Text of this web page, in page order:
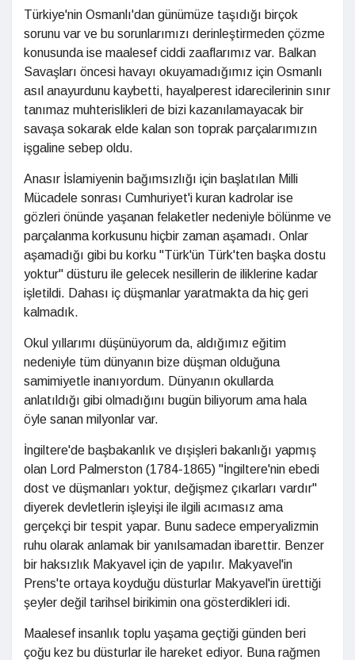
Türkiye'nin Osmanlı'dan günümüze taşıdığı birçok
sorunu var ve bu sorunlarımızı derinleştirmeden çözme
konusunda ise maalesef ciddi zaaflarımız var. Balkan
Savaşları öncesi havayı okuyamadığımız için Osmanlı
asıl anayurdunu kaybetti, hayalperest idarecilerinin sınır
tanımaz muhterislikleri de bizi kazanılamayacak bir
savaşa sokarak elde kalan son toprak parçalarımızın
işgaline sebep oldu.
Anasır İslamiyenin bağımsızlığı için başlatılan Milli
Mücadele sonrası Cumhuriyet'i kuran kadrolar ise
gözleri önünde yaşanan felaketler nedeniyle bölünme ve
parçalanma korkusunu hiçbir zaman aşamadı. Onlar
aşamadığı gibi bu korku "Türk'ün Türk'ten başka dostu
yoktur" düsturu ile gelecek nesillerin de iliklerine kadar
işletildi. Dahası iç düşmanlar yaratmakta da hiç geri
kalmadık.
Okul yıllarımı düşünüyorum da, aldığımız eğitim
nedeniyle tüm dünyanın bize düşman olduğuna
samimiyetle inanıyordum. Dünyanın okullarda
anlatıldığı gibi olmadığını bugün biliyorum ama hala
öyle sanan milyonlar var.
İngiltere'de başbakanlık ve dışişleri bakanlığı yapmış
olan Lord Palmerston (1784-1865) "İngiltere'nin ebedi
dost ve düşmanları yoktur, değişmez çıkarları vardır"
diyerek devletlerin işleyişi ile ilgili acımasız ama
gerçekçi bir tespit yapar. Bunu sadece emperyalizmin
ruhu olarak anlamak bir yanılsamadan ibarettir. Benzer
bir haksızlık Makyavel için de yapılır. Makyavel'in
Prens'te ortaya koyduğu düsturlar Makyavel'in ürettiği
şeyler değil tarihsel birikimin ona gösterdikleri idi.
Maalesef insanlık toplu yaşama geçtiği günden beri
çoğu kez bu düsturlar ile hareket ediyor. Buna rağmen